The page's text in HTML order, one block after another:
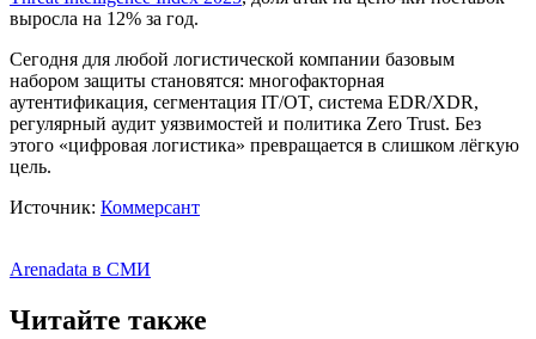
выросла на 12% за год.
Сегодня для любой логистической компании базовым
набором защиты становятся: многофакторная
аутентификация, сегментация IT/OT, система EDR/XDR,
регулярный аудит уязвимостей и политика Zero Trust. Без
этого «цифровая логистика» превращается в слишком лёгкую
цель.
Источник: Коммерсант
Arenadata в СМИ
Читайте также